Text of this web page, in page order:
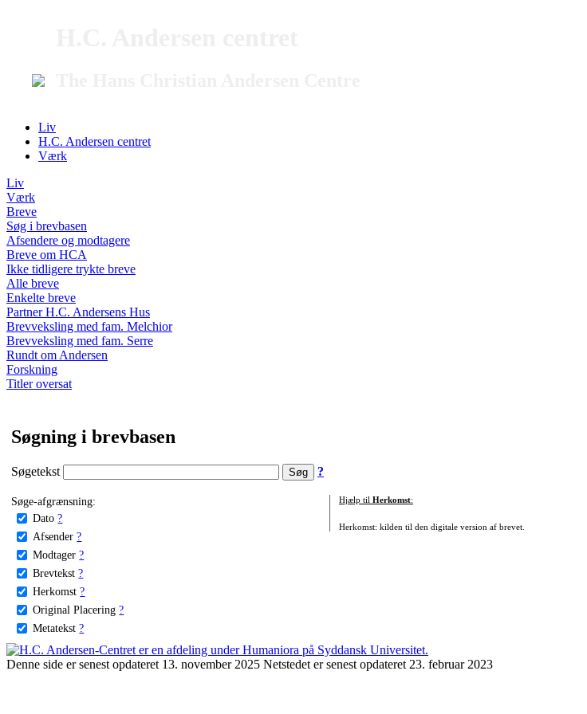
Liv
H.C. Andersen centret
Værk
Liv
Værk
Breve
Søg i brevbasen
Afsendere og modtagere
Breve om HCA
Ikke tidligere trykte breve
Alle breve
Enkelte breve
Partner H.C. Andersens Hus
Brevveksling med fam. Melchior
Brevveksling med fam. Serre
Rundt om Andersen
Forskning
Titler oversat
Søgning i brevbasen
Søgetekst ?
Søge-afgrænsning:
Dato ?
Afsender ?
Modtager ?
Brevtekst ?
Herkomst ?
Original Placering ?
Metatekst ?
Hjælp til Herkomst:
Herkomst: kilden til den digitale version af brevet.
Denne side er senest opdateret 13. november 2025 Netstedet er senest opdateret 23. februar 2023